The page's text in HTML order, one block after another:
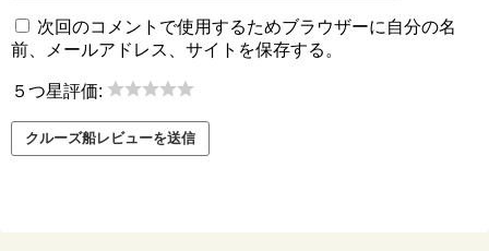
次回のコメントで使用するためブラウザーに自分の名
前、メールアドレス、サイトを保存する。
５つ星評価: